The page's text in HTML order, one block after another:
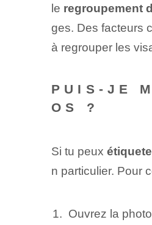
le ⁤ regroupement
ges. Des facteurs
à regrouper les
PUIS-JE
OS ?
Si tu peux
n particulier. Pour
Ouvrez la